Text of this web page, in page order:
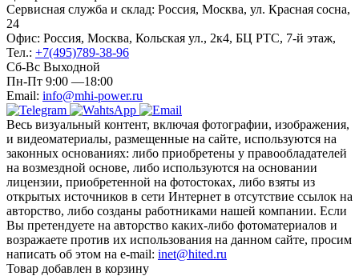
Сервисная служба и склад: Россия, Москва, ул. Красная сосна,
24
Офис: Россия, Москва, Кольская ул., 2к4, БЦ РТС, 7-й этаж,
Тел.: +7(495)789-38-96
Сб-Вс Выходной
Пн-Пт 9:00 —18:00
Email: info@mhi-power.ru
Весь визуальный контент, включая фотографии, изображения,
и видеоматериалы, размещенные на сайте, используются на
законных основаниях: либо приобретены у правообладателей
на возмездной основе, либо используются на основании
лицензии, приобретенной на фотостоках, либо взяты из
открытых источников в сети Интернет в отсутствие ссылок на
авторство, либо созданы работниками нашей компании. Если
Вы претендуете на авторство каких-либо фотоматериалов и
возражаете против их использования на данном сайте, просим
написать об этом на e-mail: inet@hited.ru
Товар добавлен в корзину